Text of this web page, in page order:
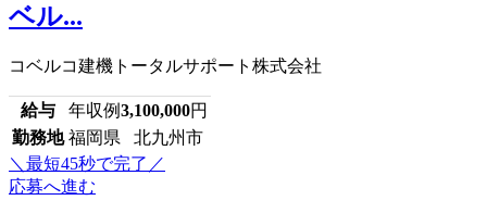
ベル...
コベルコ建機トータルサポート株式会社
給与 年収例3,100,000円
勤務地 福岡県 北九州市
＼最短45秒で完了／
応募へ進む